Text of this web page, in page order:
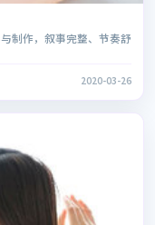
制作，叙事完整、节奏舒
2020-03-26